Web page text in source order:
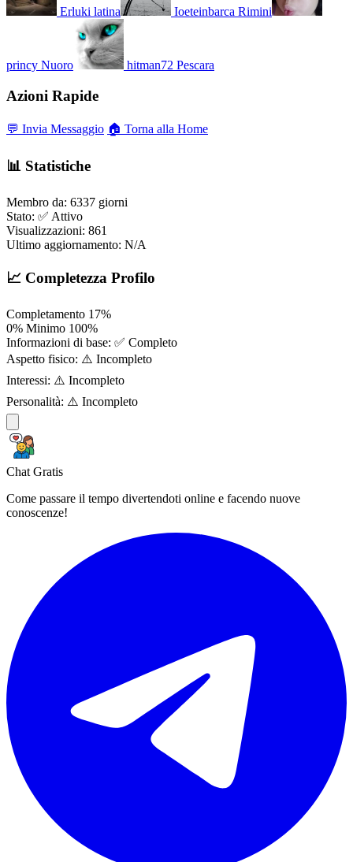
Erluki latina Ioeteinbarca Rimini
princy Nuoro hitman72 Pescara
Azioni Rapide
💬 Invia Messaggio 🏠 Torna alla Home
📊 Statistiche
Membro da: 6337 giorni
Stato: ✅ Attivo
Visualizzazioni: 861
Ultimo aggiornamento: N/A
📈 Completezza Profilo
Completamento 17%
0% Minimo 100%
Informazioni di base: ✅ Completo
Aspetto fisico: ⚠️ Incompleto
Interessi: ⚠️ Incompleto
Personalità: ⚠️ Incompleto
Chat Gratis
Come passare il tempo divertendoti online e facendo nuove
conoscenze!